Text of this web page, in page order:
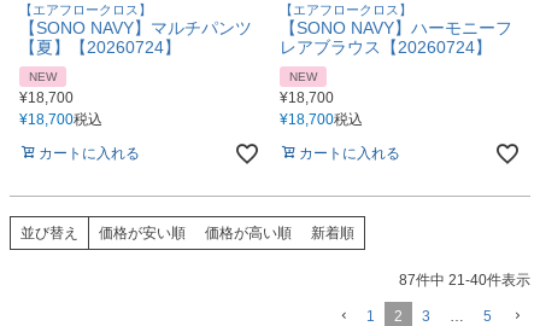
【エアフロークロス】
【SONO NAVY】マルチパンツ
【夏】【20260724】
NEW
¥18,700
¥18,700税込
カートに入れる
【エアフロークロス】
【SONO NAVY】ハーモニーフ
レアブラウス【20260724】
NEW
¥18,700
¥18,700税込
カートに入れる
並び替え 価格が安い順 価格が高い順 新着順
87件中 21 -40件表示
1 2 3 5